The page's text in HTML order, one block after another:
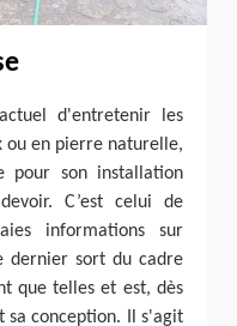
d'entretenir les
ou en pierre naturelle,
pour son installation
C’est celui de
informations sur
dernier sort du cadre
que telles et est, dès
sa conception. Il s'agit